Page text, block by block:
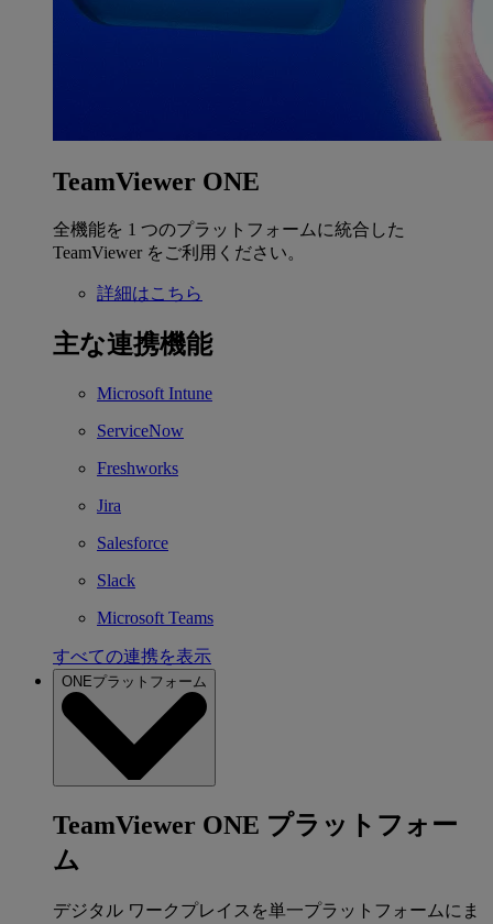
TeamViewer ONE
全機能を 1 つのプラットフォームに統合した
TeamViewer をご利用ください。
詳細はこちら
主な連携機能
Microsoft Intune
ServiceNow
Freshworks
Jira
Salesforce
Slack
Microsoft Teams
すべての連携を表示
ONEプラットフォーム
TeamViewer ONE プラットフォー
ム
デジタル ワークプレイスを単一プラットフォームにま